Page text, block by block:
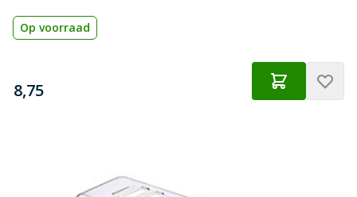
Op voorraad
€
8,75